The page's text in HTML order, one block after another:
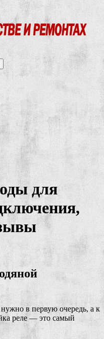
для
в первую очередь, а к
реле — это самый